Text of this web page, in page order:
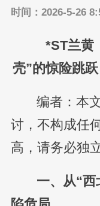
时间：2026-5-26
*ST兰黄
壳”的惊险跳
编者：本
讨，不构成任
高，请务必独
一、从“